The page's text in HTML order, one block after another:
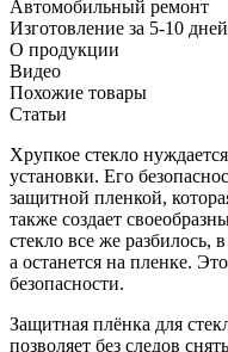
Автомобильный ремонт
Изготовление за 5-10 дней
О продукции
Видео
Похожие товары
Статьи
Хрупкое стекло
установки. Его
защитной пленкой,
также создает
стекло все же разбилось,
а останется на пленке.
безопасности.
Защитная плёнка для
позволяет без следов